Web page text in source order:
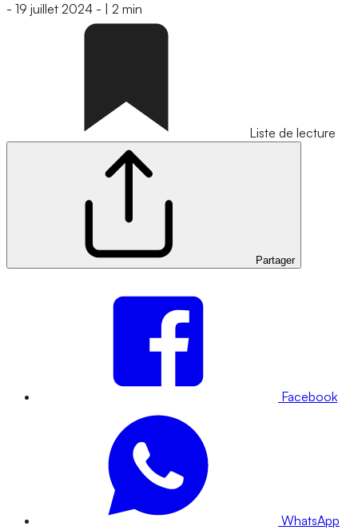
- 19 juillet 2024 - 2 min
Liste de lecture
Partager
Facebook
WhatsApp